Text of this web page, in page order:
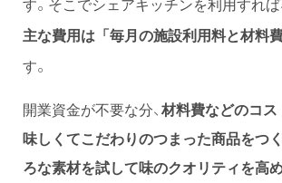
主な費用は「毎月の施設利用料と材料
す。
開業資金が不要な分、材料費などのコ
味しくてこだわりのつまった商品をつ
ろな素材を試して味のクオリティを高